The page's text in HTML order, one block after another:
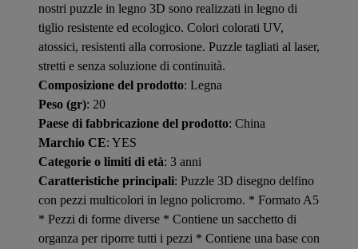
nostri puzzle in legno 3D sono realizzati in legno di
tiglio resistente ed ecologico. Colori colorati UV,
atossici, resistenti alla corrosione. Puzzle tagliati al laser,
stretti e senza soluzione di continuità.
Composizione del prodotto: Legna
Peso (gr): 20
Paese di fabbricazione del prodotto: China
Marchio CE: YES
Categorie o limiti di età: 3 anni
Caratteristiche principali: Puzzle 3D disegno delfino
con pezzi multicolori in legno policromo. * Formato A5
* Pezzi di forme diverse * Contiene un sacchetto di
organza per riporre tutti i pezzi * Contiene una base con